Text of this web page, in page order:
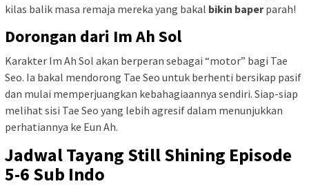
kilas balik masa remaja mereka yang bakal bikin baperparah!
Dorongan dari Im Ah Sol
Karakter Im Ah Sol akan berperan sebagai “motor” bagi Tae
Seo. Ia bakal mendorong Tae Seo untuk berhenti bersikap pasif
dan mulai memperjuangkan kebahagiaannya sendiri. Siap-siap
melihat sisi Tae Seo yang lebih agresif dalam menunjukkan
perhatiannya ke Eun Ah.
Jadwal Tayang Still Shining Episode
5-6 Sub Indo